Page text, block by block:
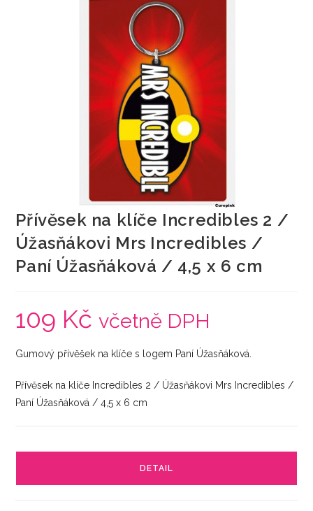
Přívěsek na klíče Incredibles 2 /
Úžasňákovi Mrs Incredibles /
Paní Úžasňáková / 4,5 x 6 cm
109 Kč včetně DPH
Gumový přívěšek na klíče s logem Paní Úžasňáková.
Přívěsek na klíče Incredibles 2 / Úžasňákovi Mrs Incredibles /
Paní Úžasňáková / 4,5 x 6 cm
DETAIL